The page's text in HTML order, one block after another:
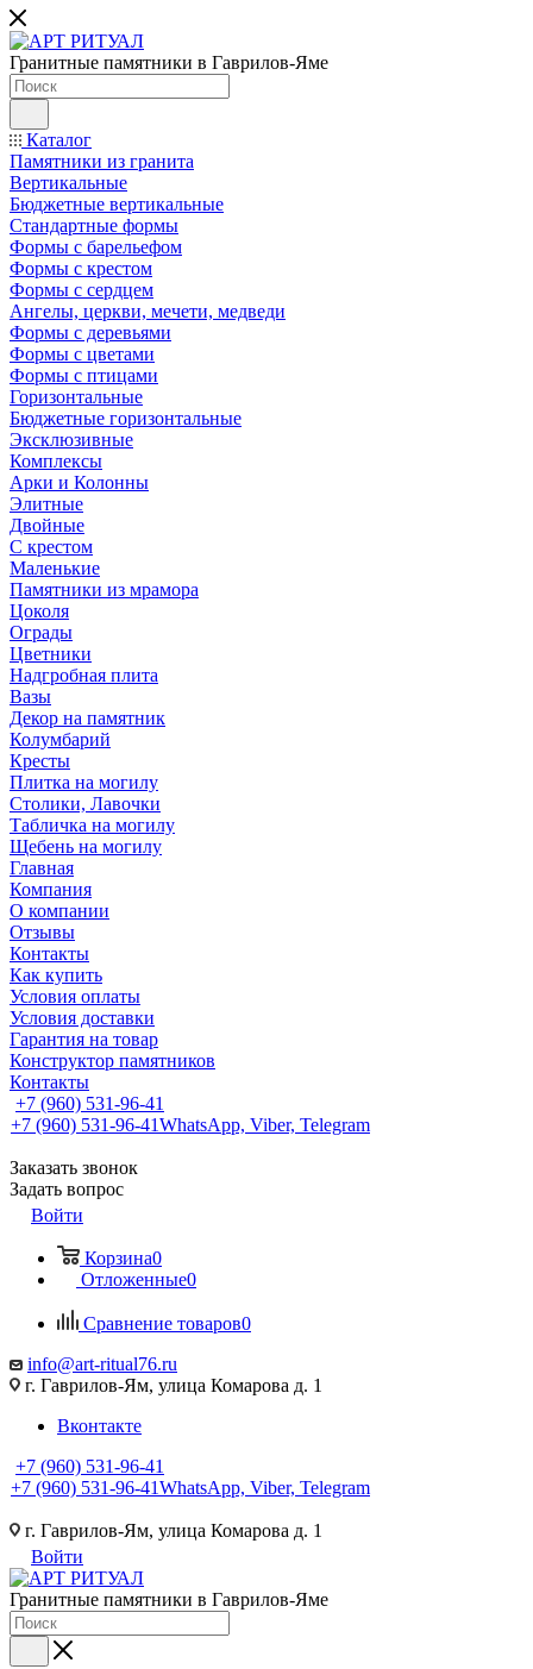
Гранитные памятники в Гаврилов-Яме
Каталог
Памятники из гранита
Вертикальные
Бюджетные вертикальные
Стандартные формы
Формы с барельефом
Формы с крестом
Формы с сердцем
Ангелы, церкви, мечети, медведи
Формы с деревьями
Формы с цветами
Формы с птицами
Горизонтальные
Бюджетные горизонтальные
Эксклюзивные
Комплексы
Арки и Колонны
Элитные
Двойные
С крестом
Маленькие
Памятники из мрамора
Цоколя
Ограды
Цветники
Надгробная плита
Вазы
Декор на памятник
Колумбарий
Кресты
Плитка на могилу
Столики, Лавочки
Табличка на могилу
Щебень на могилу
Главная
Компания
О компании
Отзывы
Контакты
Как купить
Условия оплаты
Условия доставки
Гарантия на товар
Конструктор памятников
Контакты
+7 (960) 531-96-41
+7 (960) 531-96-41WhatsApp, Viber, Telegram
Заказать звонок
Задать вопрос
Войти
Корзина0
Отложенные0
Сравнение товаров0
info@art-ritual76.ru
г. Гаврилов-Ям, улица Комарова д. 1
Вконтакте
+7 (960) 531-96-41
+7 (960) 531-96-41WhatsApp, Viber, Telegram
г. Гаврилов-Ям, улица Комарова д. 1
Войти
Гранитные памятники в Гаврилов-Яме